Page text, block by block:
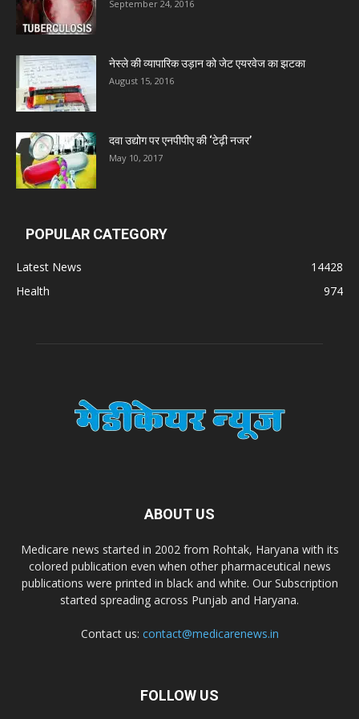
Zumentes Healthcare
Digital Vision
Dr. Madhukar Pharmaceuticals (P) Ltd
Dr. Alson Laboratories Private Limited
Domagk Smith Labs Pvt Ltd
Diya Healthcare Private Limited
September 24, 2016
नेस्ले की व्यापारिक उड़ान को जेट एयरवेज का झटका
August 15, 2016
दवा उद्योग पर एनपीपीए की ‘टेढ़ी नजर’
May 10, 2017
POPULAR CATEGORY
Latest News
14428
Health
974
ABOUT US
Medicare news started in 2002 from Rohtak, Haryana with its
colored publication even when other pharmaceutical news
publications were printed in black and white. Our Subscription
started spreading across Punjab and Haryana.
Contact us: contact@medicarenews.in
FOLLOW US